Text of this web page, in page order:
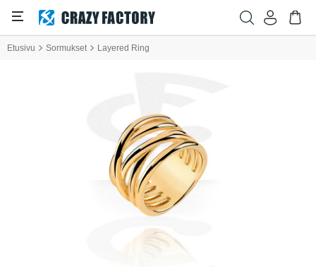
Etusivu Sormukset Layered Ring